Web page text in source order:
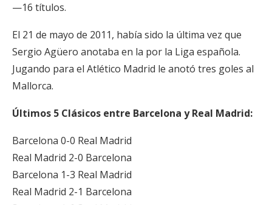
—16 títulos.
El 21 de mayo de 2011, había sido la última vez que
Sergio Agüero anotaba en la por la Liga española.
Jugando para el Atlético Madrid le anotó tres goles al
Mallorca.
Últimos 5 Clásicos entre Barcelona y Real Madrid:
Barcelona 0-0 Real Madrid
Real Madrid 2-0 Barcelona
Barcelona 1-3 Real Madrid
Real Madrid 2-1 Barcelona